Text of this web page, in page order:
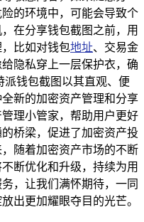
的环境中，可能会导致个
在分享钱包截图之前，用
比如对钱包地址、交易金
隐私穿上一层保护衣，确
钱包截图以其直观、便
新的加密资产管理和分享
理小管家，帮助用户更好
桥梁，促进了加密资产投
随着加密资产市场的不断
断优化和升级，持续为用
，让我们满怀期待，一同
出更加耀眼夺目的光芒。